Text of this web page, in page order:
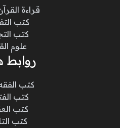
قراءة
كتب
كتب
علوم
روابط
كتب
كتب
كتب
كتب